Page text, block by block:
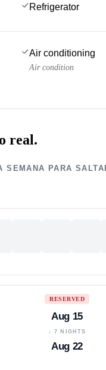
Refrigerator
Air conditioning
Air condition
real.
SEMANA PARA
RESERVED
Aug 15
↓ 7 NIGHTS
Aug 22